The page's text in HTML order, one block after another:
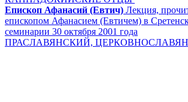
Епископ Афанасий (Евтич) Лекция,
епископом Афанасием (Евтичем) в
семинарии 30 октября 2001 года
ПРАСЛАВЯНСКИЙ,